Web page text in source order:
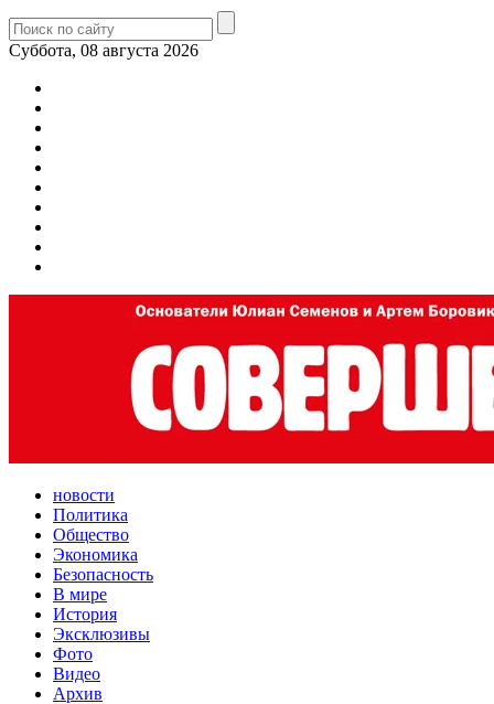
Суббота, 08 августа 2026
новости
Политика
Общество
Экономика
Безопасность
В мире
История
Эксклюзивы
Фото
Видео
Архив